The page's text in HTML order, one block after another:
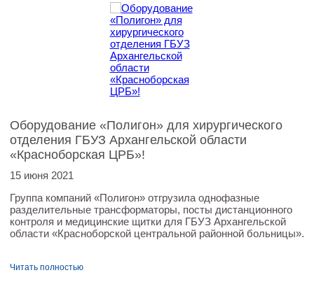
Оборудование «Полигон» для хирургического
отделения ГБУЗ Архангельской области
«Красноборская ЦРБ»!
15 июня 2021
Группа компаний «Полигон» отгрузила однофазные
разделительные трансформаторы, посты дистанционного
контроля и медицинские щитки для ГБУЗ Архангельской
области «Красноборской центральной районной больницы».
Читать полностью